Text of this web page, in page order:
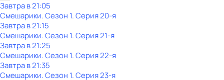
Завтра в 21:05
Смешарики. Сезон 1. Серия 20-я
Завтра в 21:15
Смешарики. Сезон 1. Серия 21-я
Завтра в 21:25
Смешарики. Сезон 1. Серия 22-я
Завтра в 21:35
Смешарики. Сезон 1. Серия 23-я